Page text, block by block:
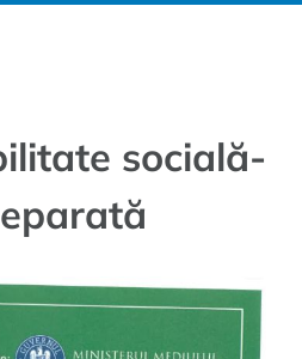
socială-